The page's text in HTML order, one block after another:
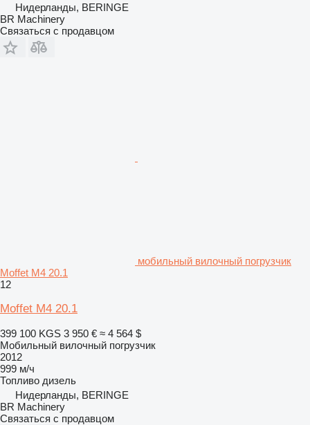
Нидерланды, BERINGE
BR Machinery
Связаться с продавцом
мобильный вилочный погрузчик
Moffet M4 20.1
12
Moffet M4 20.1
399 100 KGS 3 950 € ≈ 4 564 $
Мобильный вилочный погрузчик
2012
999 м/ч
Топливо дизель
Нидерланды, BERINGE
BR Machinery
Связаться с продавцом